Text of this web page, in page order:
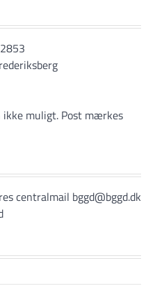
ikke muligt. Post mærkes
centralmail bggd@bggd.dk